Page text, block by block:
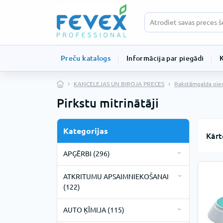
Preču katalogs Informācija par piegādi
KANCELEJAS UN BIROJA PRECES Rakstāmgalda
Pirkstu mitrinātāji
Kategorijas
APĢĒRBI (296)
Darba apģērbi (19)
Apģērbs (1)
Vienreizlietojamie apģērbi (277)
Bahilas (9)
ATKRITUMU APSAIMNIEKOŠANAI
(122)
Atkritumu maisi (93)
Bio noārdāmie atkritumu maisi
Atkritumu tvertnes (29)
AUTO ĶĪMIJA (115)